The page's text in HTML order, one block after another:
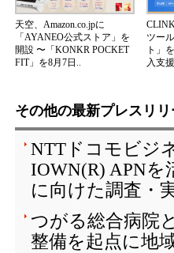
天空、Amazon.co.jpに
「AYANEO公式ストア」を
開設 〜「KONKR POCKET
FIT」を8月7日..
ツー
ト」
入支
その他の最新プレスリリ
NTTドコモビジ
IOWN(R) APNを
に向けた調査・
つがる総合病院
整備を起点に地